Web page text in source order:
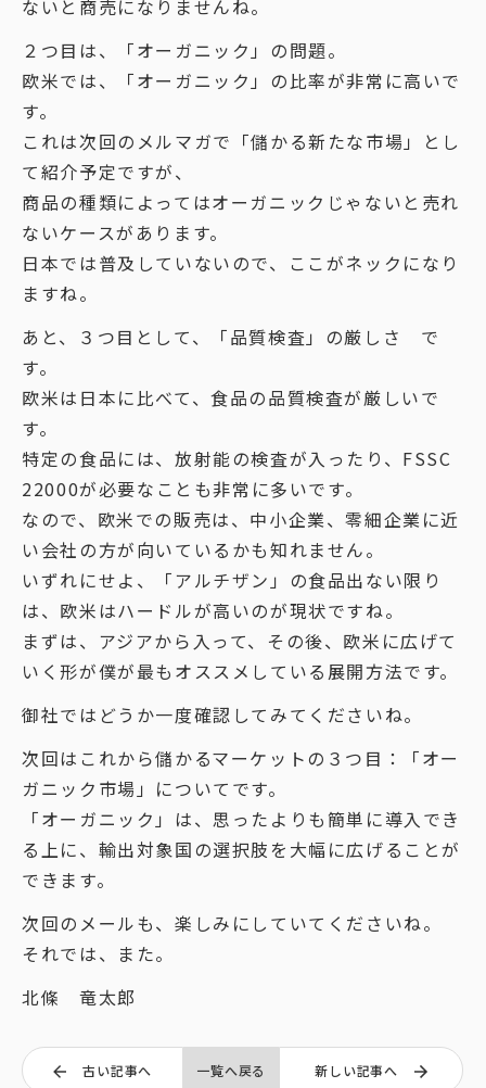
ないと商売になりませんね。
２つ目は、「オーガニック」の問題。
欧米では、「オーガニック」の比率が非常に高いで
す。
これは次回のメルマガで「儲かる新たな市場」とし
て紹介予定ですが、
商品の種類によってはオーガニックじゃないと売れ
ないケースがあります。
日本では普及していないので、ここがネックになり
ますね。
あと、３つ目として、「品質検査」の厳しさ で
す。
欧米は日本に比べて、食品の品質検査が厳しいで
す。
特定の食品には、放射能の検査が入ったり、FSSC
22000が必要なことも非常に多いです。
なので、欧米での販売は、中小企業、零細企業に近
い会社の方が向いているかも知れません。
いずれにせよ、「アルチザン」の食品出ない限り
は、欧米はハードルが高いのが現状ですね。
まずは、アジアから入って、その後、欧米に広げて
いく形が僕が最もオススメしている展開方法です。
御社ではどうか一度確認してみてくださいね。
次回はこれから儲かるマーケットの３つ目：「オー
ガニック市場」についてです。
「オーガニック」は、思ったよりも簡単に導入でき
る上に、輸出対象国の選択肢を大幅に広げることが
できます。
次回のメールも、楽しみにしていてくださいね。
それでは、また。
北條 竜太郎
古い記事へ 一覧へ戻る 新しい記事へ